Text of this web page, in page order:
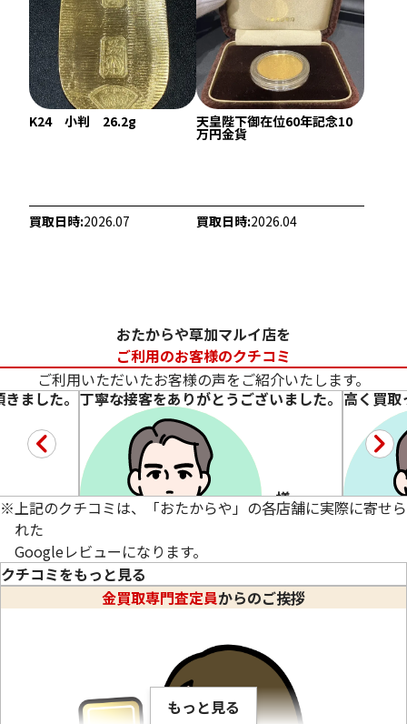
22金 (K22) ネックレス
22金 (K22) ブレス
22金 (K22) ブレスレットまとめ
56.2g
参考買取価格
1,537,700円
22金 (K22) ブレス
35.5g
971,300円
K24 小判 26.2g
買取日時:2026.07
天皇陛下御在位60年記念10
万円金貨
買取日時:2026.04
おたからや草加マルイ店を
ご利用のお客様のクチコミ
ご利用いただいたお客様の声をご紹介いたします。
きました。丁寧な接客をありがとうございました。
m様
★★★★★5
続きを読む
高く買取
※上記のクチコミは、「おたからや」の各店舗に実際に寄せら
れた
Googleレビューになります。
クチコミをもっと見る
金買取専門査定員からのご挨拶
もっと見る